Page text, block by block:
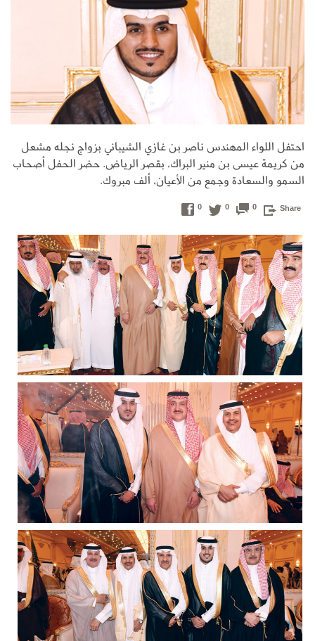
احتفل اللواء المهندس ناصر بن غازي الشيباني بزواج نجله مشعل
من كريمة عيسى بن منير البراك، بقصر الرياض. حضر الحفل أصحاب
السمو والسعادة وجمع من الأعيان، ألف مبروك.
Share
0
0
0